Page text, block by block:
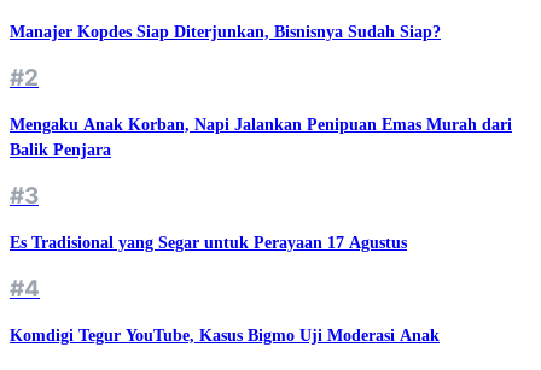
Manajer Kopdes Siap Diterjunkan, Bisnisnya Sudah Siap?
#2
Mengaku Anak Korban, Napi Jalankan Penipuan Emas Murah dari
Balik Penjara
#3
Es Tradisional yang Segar untuk Perayaan 17 Agustus
#4
Komdigi Tegur YouTube, Kasus Bigmo Uji Moderasi Anak